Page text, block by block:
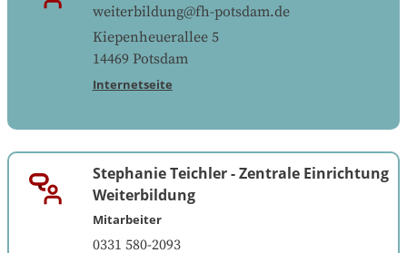
weiterbildung@fh-potsdam.de
Kiepenheuerallee 5
14469 Potsdam
Internetseite
Stephanie Teichler -Zentrale Einrichtung
Weiterbildung
Mitarbeiter
0331 580-2093